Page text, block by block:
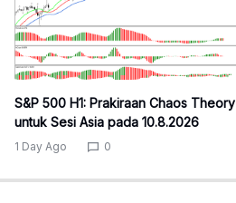
S&P 500 H1: Prakiraan Chaos Theory
untuk Sesi Asia pada 10.8.2026
1 Day Ago 0